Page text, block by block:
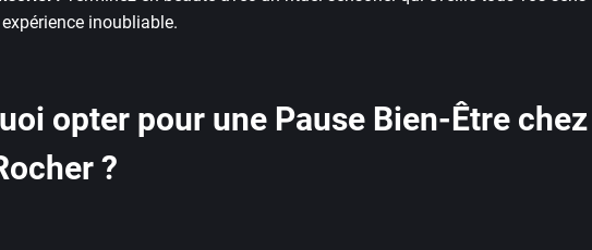
inoubliable.
opter pour une Pause Bien-Être chez
?